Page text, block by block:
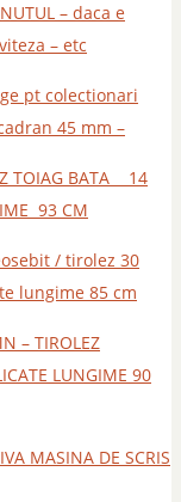
– daca e
– etc
pt colectionari
45 mm –
TOIAG BATA 14
93 CM
/ tirolez 30
lungime 85 cm
– TIROLEZ
LUNGIME 90
MASINA DE SCRIS